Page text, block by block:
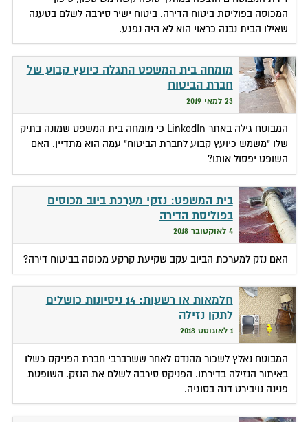
המכוסה בפוליסת ביטוח הדירה. ביטוח ישיר סירבה לשלם בטענה
שאילו הבית נבנה כראוי הוא לא היה נפגע.
מומחה בית המשפט התגלה כיועץ קבוע של
חברת הביטוח
23 למאי 2019
המבוטח גילה באתר LinkedIn כי מומחה בית המשפט שמונה בתיק
שלו "משמש כיועץ קבוע לחברת הביטוח" עמה הוא מתדיין. האם
השופט יפסול אותו?
בית המשפט: נזקי מערכת ביוב מכוסים
בפוליסת הדירה
4 לאוקטובר 2018
האם נזק למערכת הביוב עקב שקיעת קרקע מכוסה בביטוח דירה?
חלמאות או רשעות: 14 ניסיונות כושלים
לתקן נזילה
1 לאוגוסט 2018
המבוטח נאלץ לשכור מהנדס לאחר ששרברבי חברת הפניקס כשלו
באיתור הנזילה בדירתו. הפניקס סירבה לשלם את הנזק. השופטת
פנינה נויבירט דנה בסוגיה.